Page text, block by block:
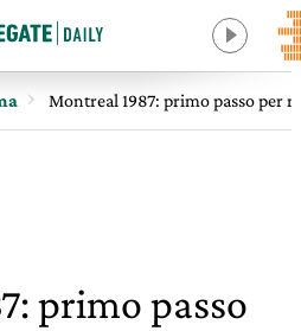
Montreal 1987: primo passo per
primo passo